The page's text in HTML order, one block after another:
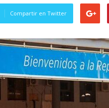
Compartir en Twitter